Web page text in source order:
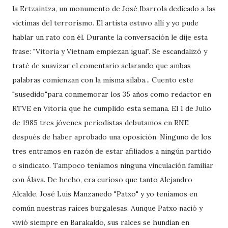
la Ertzaintza, un monumento de José Ibarrola dedicado a las
víctimas del terrorismo. El artista estuvo allí y yo pude
hablar un rato con él. Durante la conversación le dije esta
frase: "Vitoria y Vietnam empiezan igual". Se escandalizó y
traté de suavizar el comentario aclarando que ambas
palabras comienzan con la misma sílaba... Cuento este
"susedido"para conmemorar los 35 años como redactor en
RTVE en Vitoria que he cumplido esta semana. El 1 de Julio
de 1985 tres jóvenes periodistas debutamos en RNE
después de haber aprobado una oposición. Ninguno de los
tres entramos en razón de estar afiliados a ningún partido
o sindicato. Tampoco teníamos ninguna vinculación familiar
con Álava. De hecho, era curioso que tanto Alejandro
Alcalde, José Luis Manzanedo "Patxo" y yo teníamos en
común nuestras raíces burgalesas. Aunque Patxo nació y
vivió siempre en Barakaldo, sus raíces se hundían en